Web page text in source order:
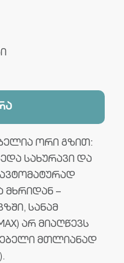
ორი გზით:
სახურავი და
მხრიდან –
სანამ
არ მიაღწევს
მთლიანად